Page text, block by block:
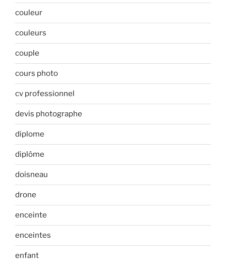
couleur
couleurs
couple
cours photo
cv professionnel
devis photographe
diplome
diplôme
doisneau
drone
enceinte
enceintes
enfant